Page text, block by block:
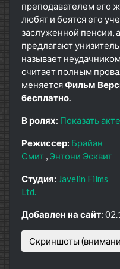
преподавателем его
любят и боятся его
заслуженной пенсии,
предлагают
называет
считает полным
меняетсяФильм
бесплатно.
В ролях: Показать
Режиссер: Брайан
Смит Энтони Эсквит
Студия: Javelin Films
Ltd.
Добавлен на сайт:
Скриншоты